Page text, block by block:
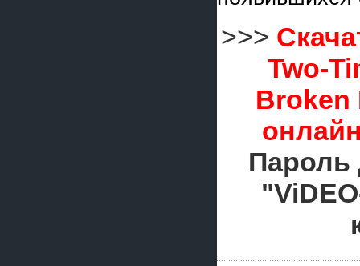
>>>
Two-
Broken
Пароль